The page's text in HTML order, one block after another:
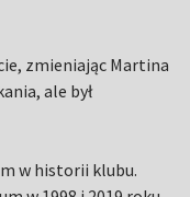
zmieniając Martina
ale był
w historii klubu.